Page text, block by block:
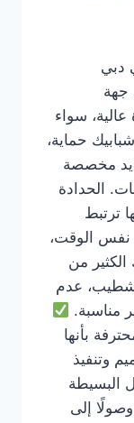
دبي
جهة
سواء
حماية،
مخصصة
الحدادة
ترتبط
نفس الوقت،
من
عدم
مناسبة.
بأنها
وتنفيذ
البسيطة
إلى